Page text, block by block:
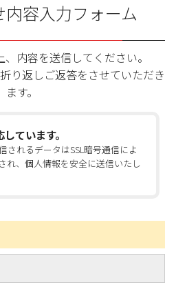
容入力フォーム
内容を送信してください。
り返しご返答をさせていただき
ます。
ています。
されるデータはSSL暗号通信によ
れ、個人情報を安全に送信いたし